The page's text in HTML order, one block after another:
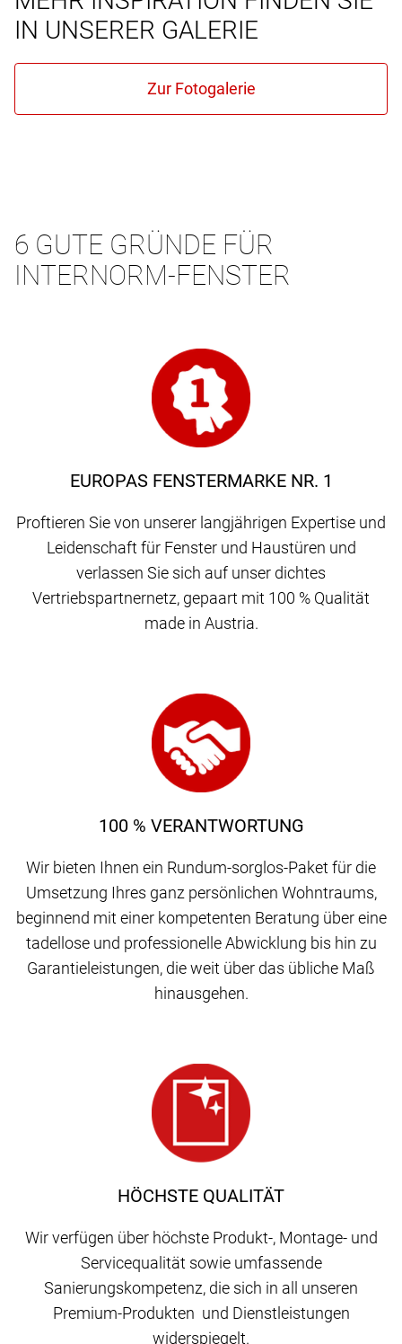
IN UNSERER GALERIE
6 GUTE GRÜNDE FÜR
INTERNORM-FENSTER
EUROPAS FENSTERMARKE NR. 1
Proftieren Sie von unserer langjährigen Expertise und
Leidenschaft für Fenster und Haustüren und
verlassen Sie sich auf unser dichtes
Vertriebspartnernetz, gepaart mit 100 % Qualität
made in Austria.
HÖCHSTE QUALITÄT
Wir verfügen über höchste Produkt-, Montage- und
Servicequalität sowie umfassende
Sanierungskompetenz, die sich in all unseren
Premium-Produkten und Dienstleistungen
widerspiegelt.
100 % VERANTWORTUNG
Wir bieten Ihnen ein Rundum-sorglos-Paket für die
Umsetzung Ihres ganz persönlichen Wohntraums,
beginnend mit einer kompetenten Beratung über eine
tadellose und professionelle Abwicklung bis hin zu
Garantieleistungen, die weit über das übliche Maß
hinausgehen.